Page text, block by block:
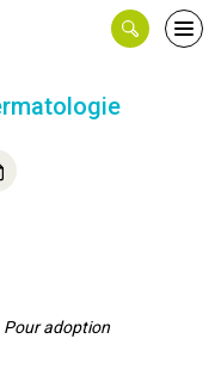
Pour adoption